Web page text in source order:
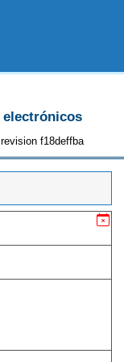
f18deffba